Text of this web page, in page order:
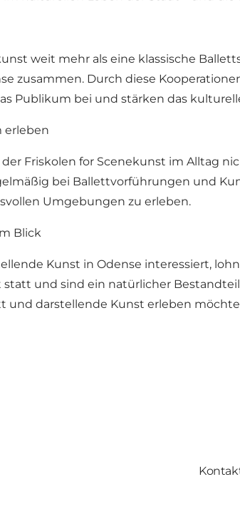
weit mehr als eine klassische
zusammen. Durch diese
Publikum bei und stärken das
erleben
der Friskolen for Scenekunst im Alltag
bei Ballettvorführungen und
Umgebungen zu erleben.
Blick
Kunst in Odense interessiert,
und sind ein natürlicher
und darstellende Kunst erleben